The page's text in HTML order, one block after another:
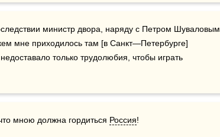
министр двора, наряду с Петром Шуваловым,
мне приходилось там [в Санкт—Петербурге]
только трудолюбия, чтобы играть
мною должна гордиться Россия!